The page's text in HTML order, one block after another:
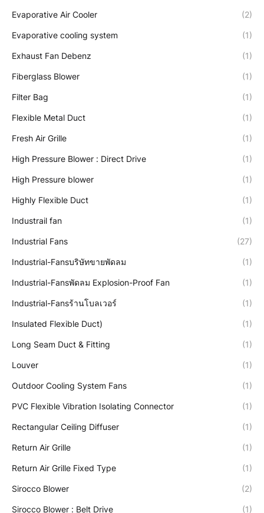
Evaporative Air Cooler (2)
Evaporative cooling system (1)
Exhaust Fan Debenz (1)
Fiberglass Blower (1)
Filter Bag (1)
Flexible Metal Duct (1)
Fresh Air Grille (1)
High Pressure Blower : Direct Drive (1)
High Pressure blower (1)
Highly Flexible Duct (1)
Industrail fan (1)
Industrial Fans (27)
Industrial-Fansบริษัทขายพัดลม (1)
Industrial-Fansพัดลม Explosion-Proof Fan (1)
Industrial-Fansร้านโบลเวอร์ (1)
Insulated Flexible Duct) (1)
Long Seam Duct & Fitting (1)
Louver (1)
Outdoor Cooling System Fans (1)
PVC Flexible Vibration Isolating Connector (1)
Rectangular Ceiling Diffuser (1)
Return Air Grille (1)
Return Air Grille Fixed Type (1)
Sirocco Blower (2)
Sirocco Blower : Belt Drive (1)